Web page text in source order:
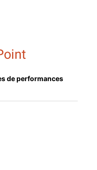
de performances